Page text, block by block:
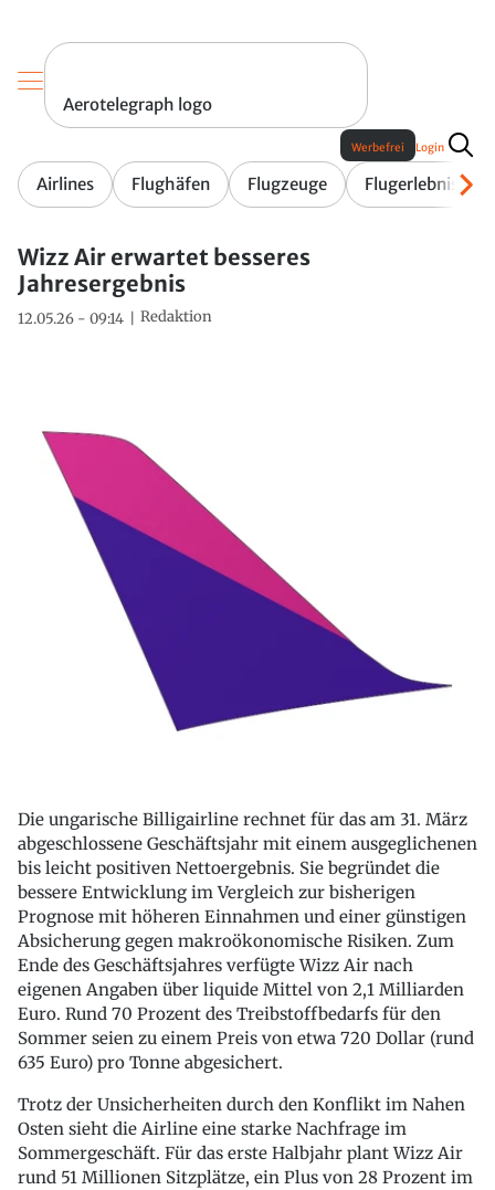
Aerotelegraph logo
Airlines Flughäfen Flugzeuge Flugerlebnis
Werbefrei Login
Wizz Air erwartet besseres
Jahresergebnis
12.05.26 - 09:14 Redaktion
Die ungarische Billigairline rechnet für das am 31. März
abgeschlossene Geschäftsjahr mit einem ausgeglichenen
bis leicht positiven Nettoergebnis. Sie begründet die
bessere Entwicklung im Vergleich zur bisherigen
Prognose mit höheren Einnahmen und einer günstigen
Absicherung gegen makroökonomische Risiken. Zum
Ende des Geschäftsjahres verfügte Wizz Air nach
eigenen Angaben über liquide Mittel von 2,1 Milliarden
Euro. Rund 70 Prozent des Treibstoffbedarfs für den
Sommer seien zu einem Preis von etwa 720 Dollar (rund
635 Euro) pro Tonne abgesichert.
Trotz der Unsicherheiten durch den Konflikt im Nahen
Osten sieht die Airline eine starke Nachfrage im
Sommergeschäft. Für das erste Halbjahr plant Wizz Air
rund 51 Millionen Sitzplätze, ein Plus von 28 Prozent im